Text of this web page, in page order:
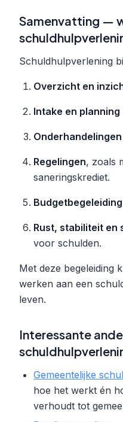
Samenvatting —
Schuldhulpverlening
Overzicht en
Intake en planning
Onderhandelingen
Regelingen, zoals
saneringskrediet.
Budgetbegeleiding
Rust, stabiliteit en
voor schulden.
Met deze begeleiding
werken aan een
leven.
Interessante
Gemeentelijke
hoe het werkt én
verhoudt tot